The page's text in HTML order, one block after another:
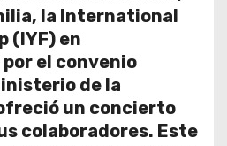
la International
(IYF) en
el convenio
de la
un concierto
colaboradores. Este